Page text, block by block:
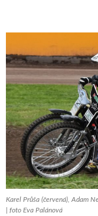
Karel Průša (červená), Adam
| foto Eva Palánová